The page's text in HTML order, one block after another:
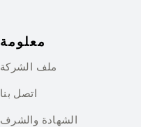
معلومة
ملف الشركة
اتصل بنا
الشهادة والشرف